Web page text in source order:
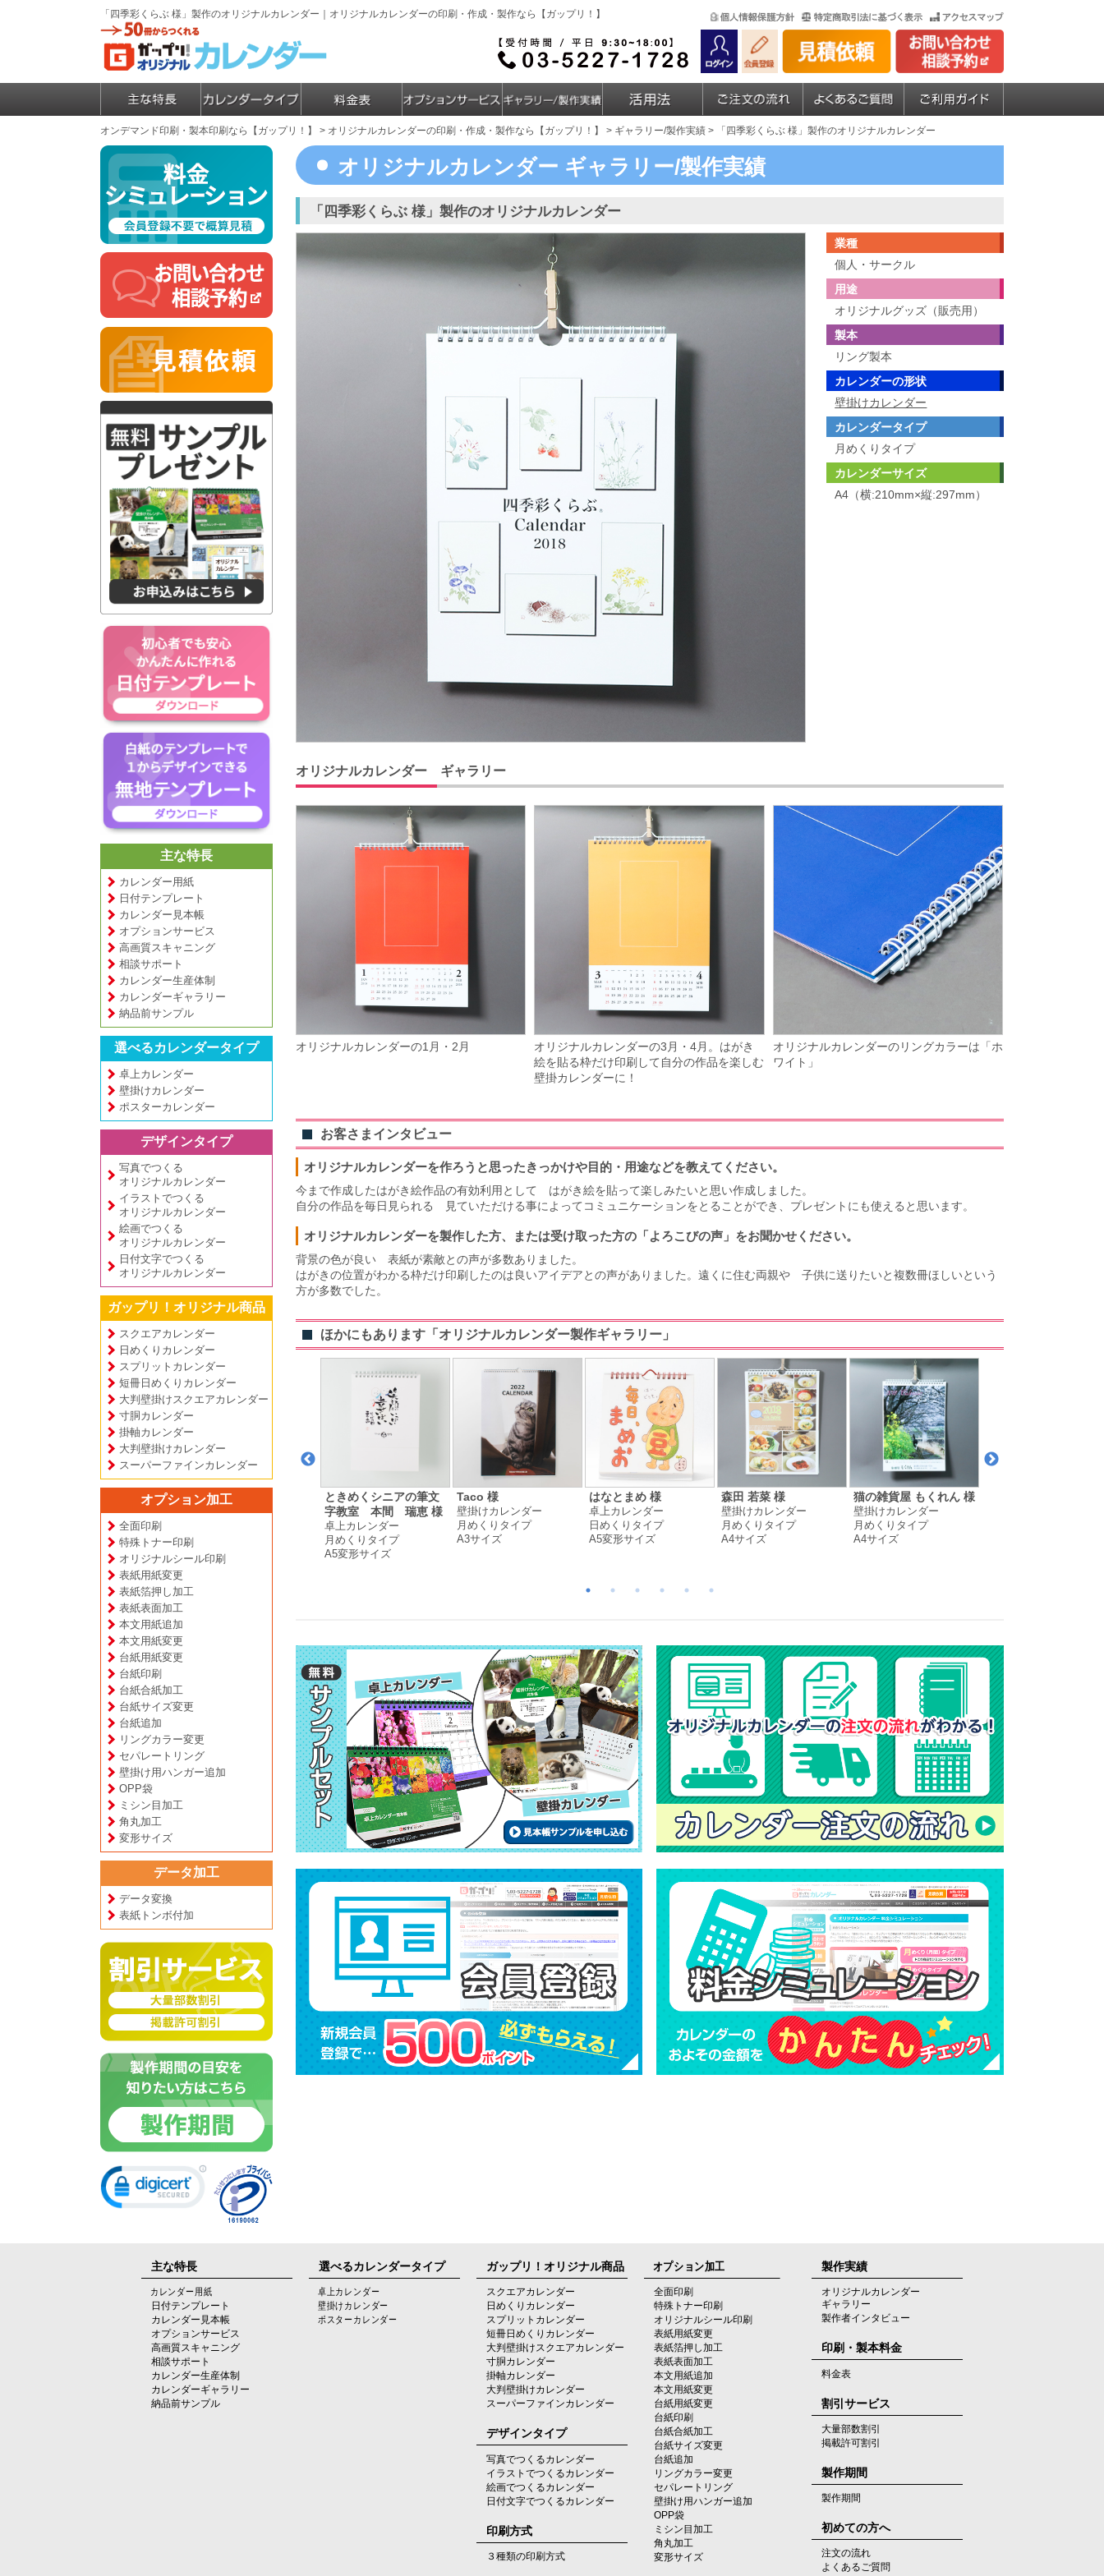
「四季彩くらぶ 様」製作のオリジナルカレンダー｜オリジナルカレンダーの印刷・作成・製作なら【ガップリ！】
オンデマンド印刷・製本印刷なら【ガップリ！】 > オリジナルカレンダーの印刷・作成・製作なら【ガップリ！】 > ギャラリー/製作実績 > 「四季彩くらぶ 様」製作のオリジナルカレンダー
主な特長
カレンダー用紙
日付テンプレート
カレンダー見本帳
オプションサービス
高画質スキャニング
相談サポート
カレンダー生産体制
カレンダーギャラリー
納品前サンプル
選べるカレンダータイプ
卓上カレンダー
壁掛けカレンダー
ポスターカレンダー
デザインタイプ
写真でつくる
オリジナルカレンダー
イラストでつくる
オリジナルカレンダー
絵画でつくる
オリジナルカレンダー
日付文字でつくる
オリジナルカレンダー
ガップリ！オリジナル商品
スクエアカレンダー
日めくりカレンダー
スプリットカレンダー
短冊日めくりカレンダー
大判壁掛けスクエアカレンダー
寸胴カレンダー
掛軸カレンダー
大判壁掛けカレンダー
スーパーファインカレンダー
オプション加工
全面印刷
特殊トナー印刷
オリジナルシール印刷
表紙用紙変更
表紙箔押し加工
表紙表面加工
本文用紙追加
本文用紙変更
台紙用紙変更
台紙印刷
台紙合紙加工
台紙サイズ変更
台紙追加
リングカラー変更
セパレートリング
壁掛け用ハンガー追加
OPP袋
ミシン目加工
角丸加工
変形サイズ
データ加工
データ変換
表紙トンボ付加
オリジナルカレンダー ギャラリー/製作実績
「四季彩くらぶ 様」製作のオリジナルカレンダー
業種
個人・サークル
用途
オリジナルグッズ（販売用）
製本
リング製本
カレンダーの形状
壁掛けカレンダー
カレンダータイプ
月めくりタイプ
カレンダーサイズ
A4（横:210mm×縦:297mm）
オリジナルカレンダー ギャラリー
オリジナルカレンダーの1月・2月
オリジナルカレンダーの3月・4月。はがき
絵を貼る枠だけ印刷して自分の作品を楽しむ
壁掛カレンダーに！
オリジナルカレンダーのリングカラーは「ホ
ワイト」
お客さまインタビュー
オリジナルカレンダーを作ろうと思ったきっかけや目的・用途などを教えてください。
今まで作成したはがき絵作品の有効利用として はがき絵を貼って楽しみたいと思い作成しました。
自分の作品を毎日見られる 見ていただける事によってコミュニケーションをとることができ、プレゼントにも使えると思います。
オリジナルカレンダーを製作した方、または受け取った方の「よろこびの声」をお聞かせください。
背景の色が良い 表紙が素敵との声が多数ありました。
はがきの位置がわかる枠だけ印刷したのは良いアイデアとの声がありました。遠くに住む両親や 子供に送りたいと複数冊ほしいという
方が多数でした。
ほかにもあります「オリジナルカレンダー製作ギャラリー」
卓上カレンダー
月めくりタイプ
Artcreator MAKEY 様
卓上カレンダー
A5サイズ
ときめくシニアの筆文
字教室 本間 瑞恵 様
卓上カレンダー
月めくりタイプ
A5変形サイズ
Taco 様
壁掛けカレンダー
月めくりタイプ
A3サイズ
はなとまめ 様
卓上カレンダー
日めくりタイプ
A5変形サイズ
森田 若菜 様
壁掛けカレンダー
月めくりタイプ
A4サイズ
猫の雑貨屋 もくれん 様
壁掛けカレンダー
月めくりタイプ
A4サイズ
主な特長
カレンダー用紙
日付テンプレート
カレンダー見本帳
オプションサービス
高画質スキャニング
相談サポート
カレンダー生産体制
カレンダーギャラリー
納品前サンプル
選べるカレンダータイプ
卓上カレンダー
壁掛けカレンダー
ポスターカレンダー
ガップリ！オリジナル商品
スクエアカレンダー
日めくりカレンダー
スプリットカレンダー
短冊日めくりカレンダー
大判壁掛けスクエアカレンダー
寸胴カレンダー
掛軸カレンダー
大判壁掛けカレンダー
スーパーファインカレンダー
デザインタイプ
写真でつくるカレンダー
イラストでつくるカレンダー
絵画でつくるカレンダー
日付文字でつくるカレンダー
印刷方式
３種類の印刷方式
オプション加工
全面印刷
特殊トナー印刷
オリジナルシール印刷
表紙用紙変更
表紙箔押し加工
表紙表面加工
本文用紙追加
本文用紙変更
台紙用紙変更
台紙印刷
台紙合紙加工
台紙サイズ変更
台紙追加
リングカラー変更
セパレートリング
壁掛け用ハンガー追加
OPP袋
ミシン目加工
角丸加工
変形サイズ
製作実績
オリジナルカレンダー
ギャラリー
製作者インタビュー
印刷・製本料金
料金表
割引サービス
大量部数割引
掲載許可割引
製作期間
製作期間
初めての方へ
注文の流れ
よくあるご質問